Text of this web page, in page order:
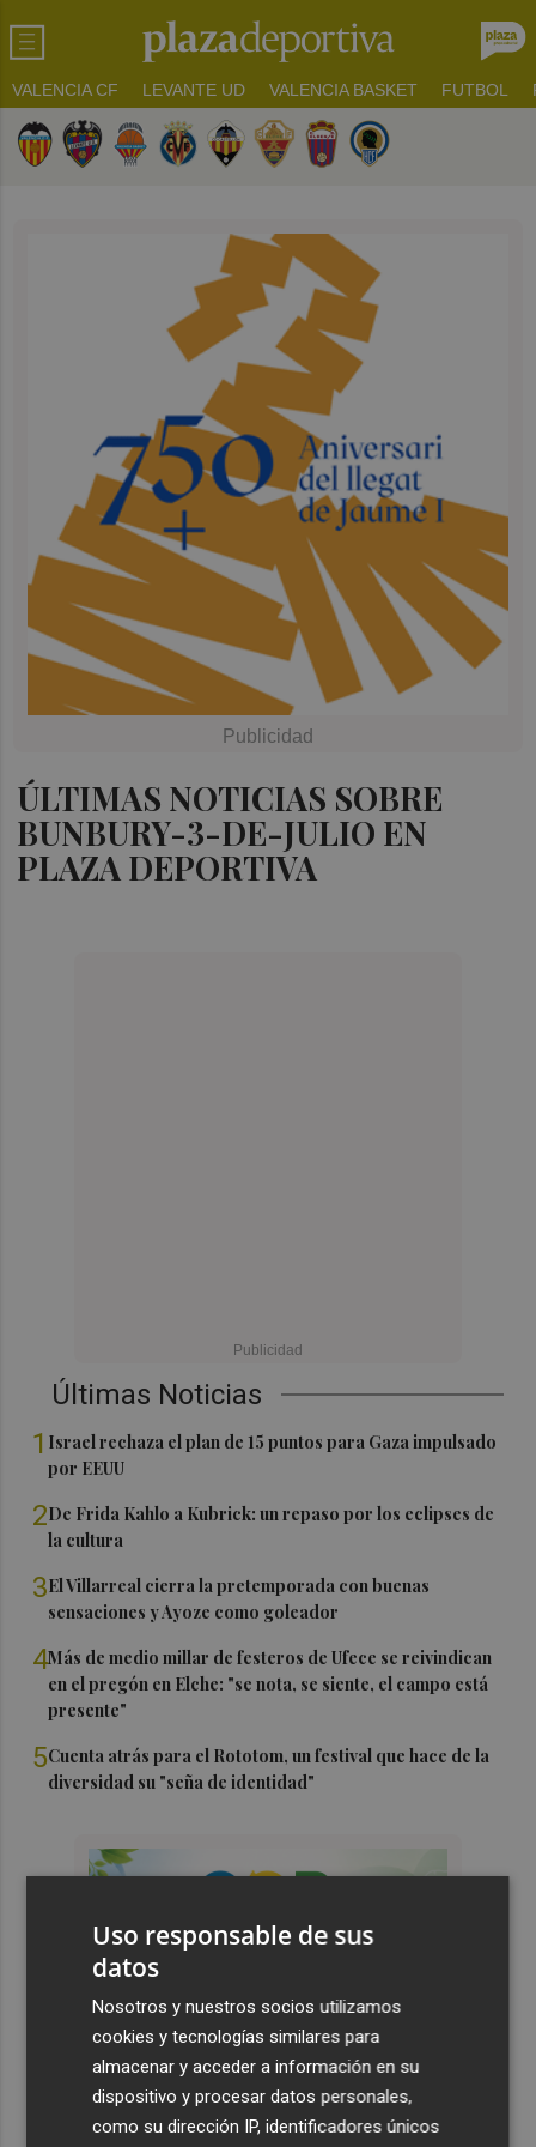
VALENCIA CF LEVANTE UD VALENCIA BASKET FUTBOL
ÚLTIMAS NOTICIAS SOBRE
BUNBURY-3-DE-JULIO EN
PLAZA DEPORTIVA
Últimas Noticias
1 Israel rechaza el plan de 15 puntos para Gaza impulsado
por EEUU
2De Frida Kahlo a Kubrick: un repaso por los eclipses de
la cultura
3El Villarreal cierra la pretemporada con buenas
sensaciones y Ayoze como goleador
4Más de medio millar de festeros de Ufece se reivindican
en el pregón en Elche: "se nota, se siente, el campo está
presente"
5Cuenta atrás para el Rototom, un festival que hace de la
diversidad su "seña de identidad"
Uso responsable de sus
datos
Nosotros y nuestros socios utilizamos
cookies y tecnologías similares para
almacenar y acceder a información en su
dispositivo y procesar datos personales,
como su dirección IP, identificadores únicos